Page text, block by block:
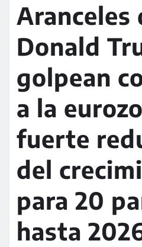
Aranceles
Donald
golpean
a la
fuerte
del
para 20
hasta